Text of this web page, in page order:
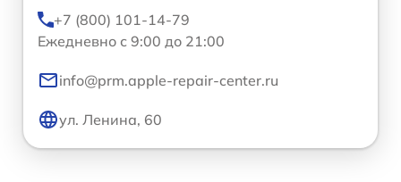
+7 (800) 101-14-79
Ежедневно с 9:00 до 21:00
info@prm.apple-repair-center.ru
ул. Ленина, 60